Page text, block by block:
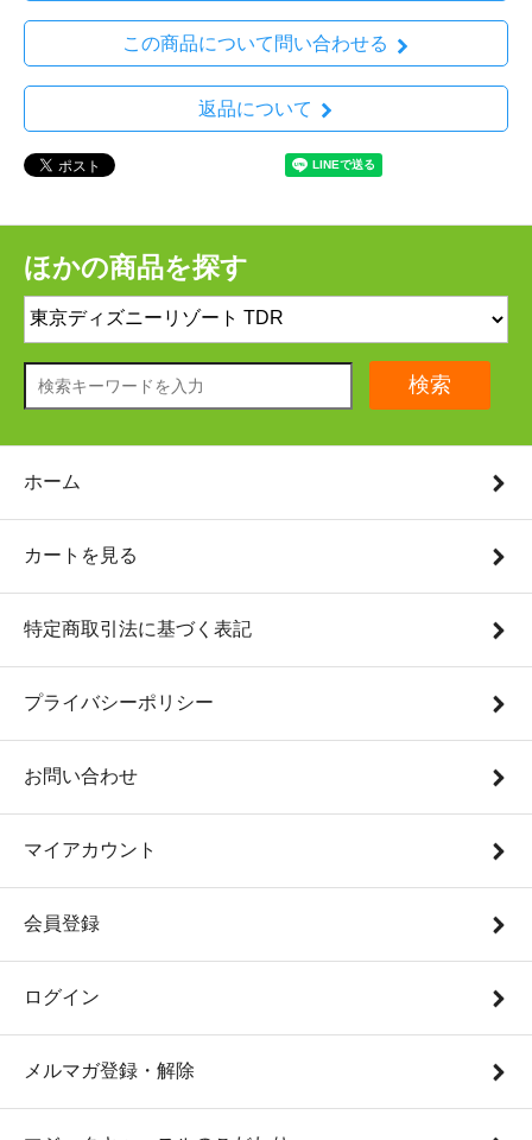
この商品について問い合わせる
返品について
ほかの商品を探す
検索
ホーム
カートを見る
特定商取引法に基づく表記
プライバシーポリシー
お問い合わせ
マイアカウント
会員登録
ログイン
メルマガ登録・解除